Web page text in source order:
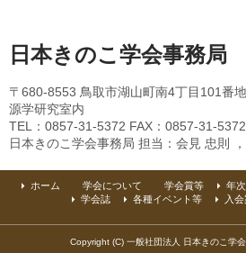
日本きのこ学会事務局
〒680-8553 鳥取市湖山町南4丁目101番
源学研究室内
TEL：0857-31-5372 FAX：0857-31-5372
日本きのこ学会事務局 担当：会見 忠則
ホーム 学会について 学会賞等 年
学会誌
各種イベント等 入
Copyright (C) 一般社団法人 日本きのこ学